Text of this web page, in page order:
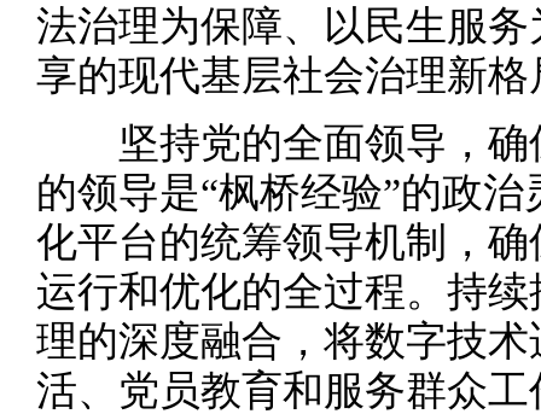
法治理为保障、以民生服
享的现代基层社会治理新格
坚持党的全面领导，
的领导是“枫桥经验”的政
化平台的统筹领导机制，
运行和优化的全过程。持
理的深度融合，将数字技
活、党员教育和服务群众